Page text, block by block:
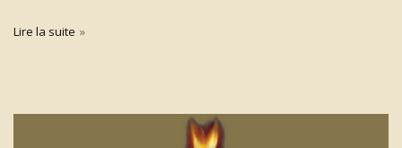
Lire la suite